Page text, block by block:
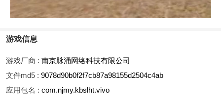
游戏信息
游戏厂商 : 南京脉涌网络科技有限公司
文件md5 : 9078d90b0f2f7cb87a98155d2504c4ab
应用包名 : com.njmy.kbslht.vivo